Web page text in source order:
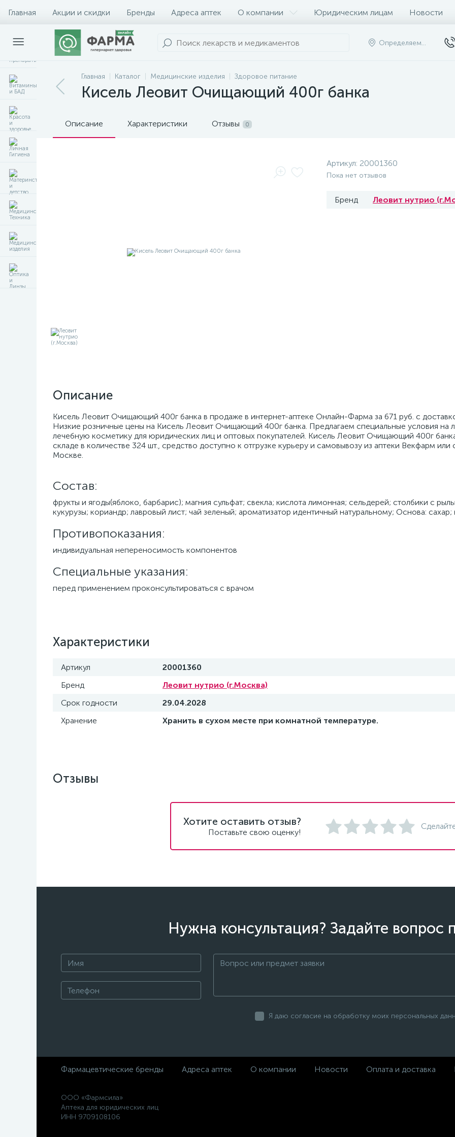
Главная Акции и скидки Бренды Адреса аптек О компании Юридическим лицам Новости
Определяем...
Главная Каталог Медицинские изделия Здоровое питание
Кисель Леовит Очищающий 400г банка
Описание Характеристики Отзывы 0
Артикул: 20001360
Пока нет отзывов
Бренд Леовит нутрио
Описание
Кисель Леовит Очищающий 400г банка в продаже в интернет-аптеке Онлайн-Фарма за 671 руб. с
Низкие розничные цены на Кисель Леовит Очищающий 400г банка. Предлагаем специальные условия на
лечебную косметику для юридических лиц и оптовых покупателей. Кисель Леовит Очищающий 400г
складе в количестве 324 шт., средство доступно к отгрузке курьеру и самовывозу из аптеки Векфарм или
Москве.
Cостав:
фрукты и ягоды(яблоко, барбарис); магния сульфат; свекла; кислота лимонная; сельдерей; столбики с
кукурузы; кориандр; лавровый лист; чай зеленый; ароматизатор идентичный натуральному; Основа: сахар;
Противопоказания:
индивидуальная непереносимость компонентов
Специальные указания:
перед применением проконсультироваться с врачом
Характеристики
Артикул
20001360
Бренд
Леовит нутрио (г.Москва)
Срок годности
29.04.2028
Хранение
Хранить в сухом месте при комнатной температуре.
Отзывы
Хотите оставить отзыв?
Поставьте свою оценку!
Нужна консультация? Задайте вопрос
Я даю согласие на обработку моих персональных
Фармацевтические бренды Адреса аптек О компании Новости Оплата и доставка
ООО «Фармсила»
Аптека для юридических лиц
ИНН 9709108106